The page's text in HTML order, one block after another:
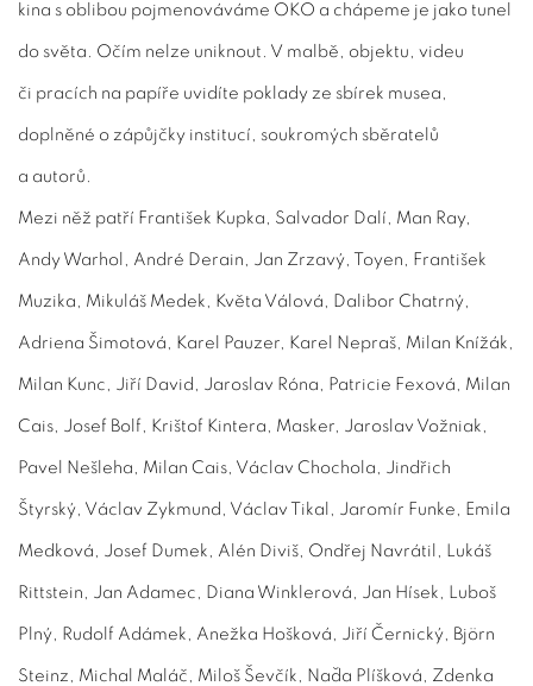
kina s oblibou pojmenováváme OKO a chápeme je jako tunel
do světa. Očím nelze uniknout. V malbě, objektu, videu
či pracích na papíře uvidíte poklady ze sbírek musea,
doplněné o zápůjčky institucí, soukromých sběratelů
a autorů.
Mezi něž patří František Kupka, Salvador Dalí, Man Ray,
Andy Warhol, André Derain, Jan Zrzavý, Toyen, František
Muzika, Mikuláš Medek, Květa Válová, Dalibor Chatrný,
Adriena Šimotová, Karel Pauzer, Karel Nepraš, Milan Knížák,
Milan Kunc, Jiří David, Jaroslav Róna, Patricie Fexová, Milan
Cais, Josef Bolf, Krištof Kintera, Masker, Jaroslav Vožniak,
Pavel Nešleha, Milan Cais, Václav Chochola, Jindřich
Štyrský, Václav Zykmund, Václav Tikal, Jaromír Funke, Emila
Medková, Josef Dumek, Alén Diviš, Ondřej Navrátil, Lukáš
Rittstein, Jan Adamec, Diana Winklerová, Jan Hísek, Luboš
Plný, Rudolf Adámek, Anežka Hošková, Jiří Černický, Björn
Steinz, Michal Maláč, Miloš Ševčík, Naďa Plíšková, Zdenka